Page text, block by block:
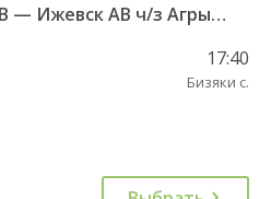
Набережные Челны АВ — Ижевск АВ ч/з Агрыз АВ 627
17:40
Бизяки с.